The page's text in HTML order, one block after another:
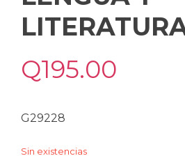
Q195.00
G29228
Sin existencias